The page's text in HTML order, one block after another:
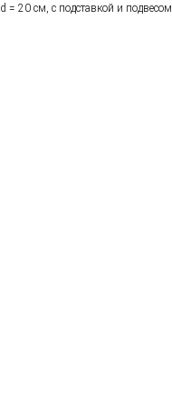
d = 20 см, с подставкой и подвесом